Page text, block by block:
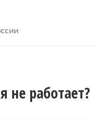
не работает?